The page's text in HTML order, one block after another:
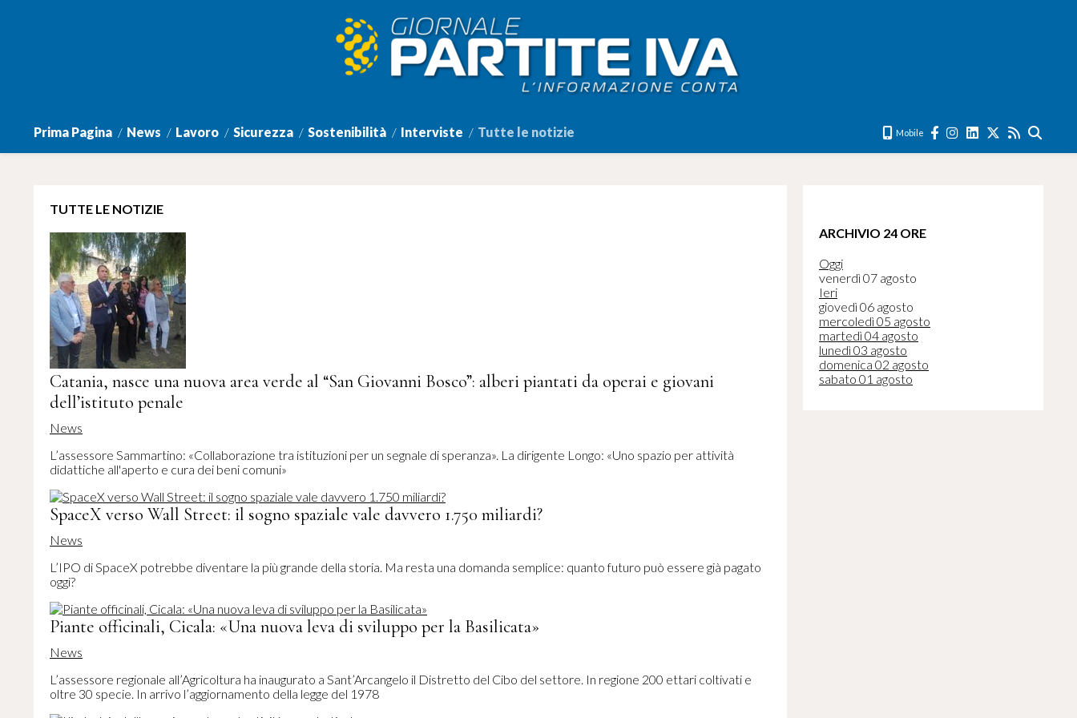
Prima Pagina News Lavoro Sicurezza Sostenibilità Interviste Tutte le notizie Mobile
TUTTE LE NOTIZIE
Catania, nasce una nuova area verde al “San Giovanni Bosco”: alberi piantati da operai e giovani
dell’istituto penale
News
L’assessore Sammartino: «Collaborazione tra istituzioni per un segnale di speranza». La dirigente Longo: «Uno spazio per attività
didattiche all'aperto e cura dei beni comuni»
SpaceX verso Wall Street: il sogno spaziale vale davvero 1.750 miliardi?
News
L’IPO di SpaceX potrebbe diventare la più grande della storia. Ma resta una domanda semplice: quanto futuro può essere già pagato
oggi?
Piante officinali, Cicala: «Una nuova leva di sviluppo per la Basilicata»
News
L’assessore regionale all’Agricoltura ha inaugurato a Sant’Arcangelo il Distretto del Cibo del settore. In regione 200 ettari coltivati e
oltre 30 specie. In arrivo l’aggiornamento della legge del 1978
ARCHIVIO 24 ORE
Oggi
venerdì 07 agosto
Ieri
giovedì 06 agosto
mercoledì 05 agosto
martedì 04 agosto
lunedì 03 agosto
domenica 02 agosto
sabato 01 agosto